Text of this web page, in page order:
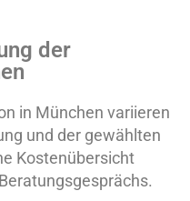
der
in München variieren
und der gewählten
Kostenübersicht